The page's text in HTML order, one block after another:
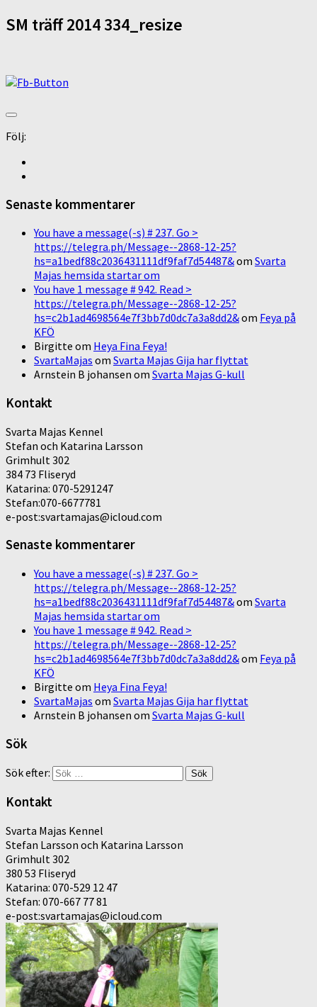
SM träff 2014 334_resize
Följ:
Senaste kommentarer
You have a message(-s) # 237. Go >
https://telegra.ph/Message--2868-12-25?
hs=a1bedf88c2036431111df9faf7d54487&om Svarta
Majas hemsida startar om
You have 1 message # 942. Read >
https://telegra.ph/Message--2868-12-25?
hs=c2b1ad4698564e7f3bb7d0dc7a3a8dd2&om Feya på
KFÖ
Birgitte om Heya Fina Feya!
SvartaMajas om Svarta Majas Gija har flyttat
Arnstein B johansen om Svarta Majas G-kull
Kontakt
Svarta Majas Kennel
Stefan och Katarina Larsson
Grimhult 302
384 73 Fliseryd
Katarina: 070-5291247
Stefan:070-6677781
e-post:svartamajas@icloud.com
Senaste kommentarer
You have a message(-s) # 237. Go >
https://telegra.ph/Message--2868-12-25?
hs=a1bedf88c2036431111df9faf7d54487&om Svarta
Majas hemsida startar om
You have 1 message # 942. Read >
https://telegra.ph/Message--2868-12-25?
hs=c2b1ad4698564e7f3bb7d0dc7a3a8dd2&om Feya på
KFÖ
Birgitte om Heya Fina Feya!
SvartaMajas om Svarta Majas Gija har flyttat
Arnstein B johansen om Svarta Majas G-kull
Sök
Sök efter:
Kontakt
Svarta Majas Kennel
Stefan Larsson och Katarina Larsson
Grimhult 302
380 53 Fliseryd
Katarina: 070-529 12 47
Stefan: 070-667 77 81
e-post:svartamajas@icloud.com